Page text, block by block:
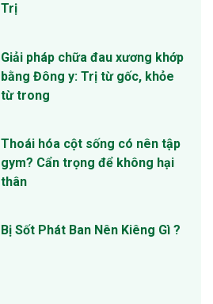
Trị
Giải pháp chữa đau xương khớp
bằng Đông y: Trị từ gốc, khỏe
từ trong
Thoái hóa cột sống có nên tập
gym? Cẩn trọng để không hại
thân
Bị Sốt Phát Ban Nên Kiêng Gì ?